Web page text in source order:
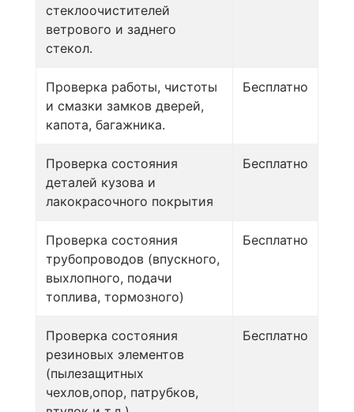
стеклоочистителей
ветрового и заднего
стекол.
Проверка работы, чистоты
и смазки замков дверей,
капота, багажника.
Бесплатно
Проверка состояния
деталей кузова и
лакокрасочного покрытия
Бесплатно
Проверка состояния
трубопроводов (впускного,
выхлопного, подачи
топлива, тормозного)
Бесплатно
Проверка состояния
резиновых элементов
(пылезащитных
чехлов,опор, патрубков,
Бесплатно